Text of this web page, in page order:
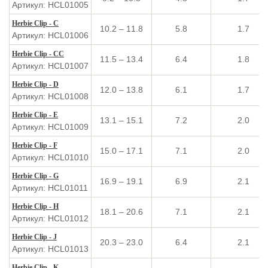
Артикул: HCL01005
Herbie Clip - C
Артикул: HCL01006
10.2 – 11.8 5.8 1.7
Herbie Clip - CC
Артикул: HCL01007
11.5 – 13.4 6.4 1.8
Herbie Clip - D
Артикул: HCL01008
12.0 – 13.8 6.1 1.7
Herbie Clip - E
Артикул: HCL01009
13.1 – 15.1 7.2 2.0
Herbie Clip - F
Артикул: HCL01010
15.0 – 17.1 7.1 2.0
Herbie Clip - G
Артикул: HCL01011
16.9 – 19.1 6.9 2.1
Herbie Clip - H
Артикул: HCL01012
18.1 – 20.6 7.1 2.1
Herbie Clip - J
Артикул: HCL01013
20.3 – 23.0 6.4 2.1